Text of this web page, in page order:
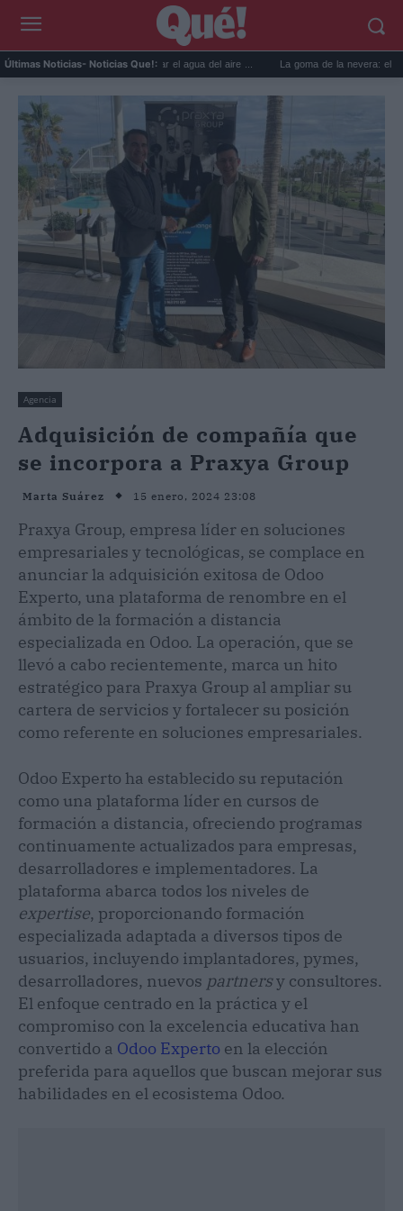
Últimas Noticias- Noticias Que!:
usos prácticos para reutilizar el agua del aire ... La goma de la nevera: el truco
Agencia
Adquisición de compañía que
se incorpora a Praxya Group
Marta Suárez 15 enero, 2024 23:08
Praxya Group, empresa líder en soluciones
empresariales y tecnológicas, se complace en
anunciar la adquisición exitosa de Odoo
Experto, una plataforma de renombre en el
ámbito de la formación a distancia
especializada en Odoo. La operación, que se
llevó a cabo recientemente, marca un hito
estratégico para Praxya Group al ampliar su
cartera de servicios y fortalecer su posición
como referente en soluciones empresariales.
Odoo Experto ha establecido su reputación
como una plataforma líder en cursos de
formación a distancia, ofreciendo programas
continuamente actualizados para empresas,
desarrolladores e implementadores. La
plataforma abarca todos los niveles de
expertise, proporcionando formación
especializada adaptada a diversos tipos de
usuarios, incluyendo implantadores, pymes,
desarrolladores, nuevos partnersy consultores.
El enfoque centrado en la práctica y el
compromiso con la excelencia educativa han
convertido a Odoo Experto en la elección
preferida para aquellos que buscan mejorar sus
habilidades en el ecosistema Odoo.